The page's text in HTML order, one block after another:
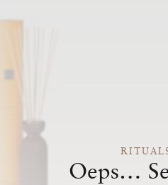
Oeps…